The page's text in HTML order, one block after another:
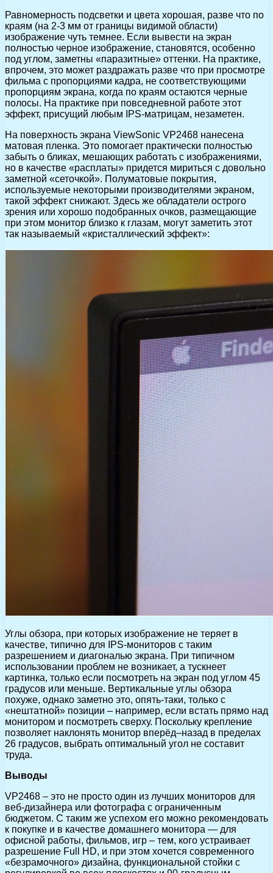
Равномерность подсветки и цвета хорошая, разве что по
краям (на 2-3 мм от границы видимой области)
изображение чуть темнее. Если вывести на экран
полностью черное изображение, становятся, особенно
под углом, заметны «паразитные» оттенки. На практике,
впрочем, это может раздражать разве что при просмотре
фильма с пропорциями кадра, не соответствующими
пропорциям экрана, когда по краям остаются черные
полосы. На практике при повседневной работе этот
эффект, присущий любым IPS-матрицам, незаметен.
На поверхность экрана ViewSonic VP2468 нанесена
матовая пленка. Это помогает практически полностью
забыть о бликах, мешающих работать с изображениями,
но в качестве «расплаты» придется мириться с довольно
заметной «сеточкой». Полуматовые покрытия,
используемые некоторыми производителями экраном,
такой эффект снижают. Здесь же обладатели острого
зрения или хорошо подобранных очков, размещающие
при этом монитор близко к глазам, могут заметить этот
так называемый «кристаллический эффект»:
Углы обзора, при которых изображение не теряет в
качестве, типично для IPS-мониторов с таким
разрешением и диагональю экрана. При типичном
использовании проблем не возникает, а тускнеет
картинка, только если посмотреть на экран под углом 45
градусов или меньше. Вертикальные углы обзора
похуже, однако заметно это, опять-таки, только с
«нештатной» позиции – например, если встать прямо над
монитором и посмотреть сверху. Поскольку крепление
позволяет наклонять монитор вперёд–назад в пределах
26 градусов, выбрать оптимальный угол не составит
труда.
Выводы
VP2468 – это не просто один из лучших мониторов для
веб-дизайнера или фотографа с ограниченным
бюджетом. С таким же успехом его можно рекомендовать
к покупке и в качестве домашнего монитора — для
офисной работы, фильмов, игр – тем, кого устраивает
разрешение Full HD, и при этом хочется современного
«безрамочного» дизайна, функциональной стойки с